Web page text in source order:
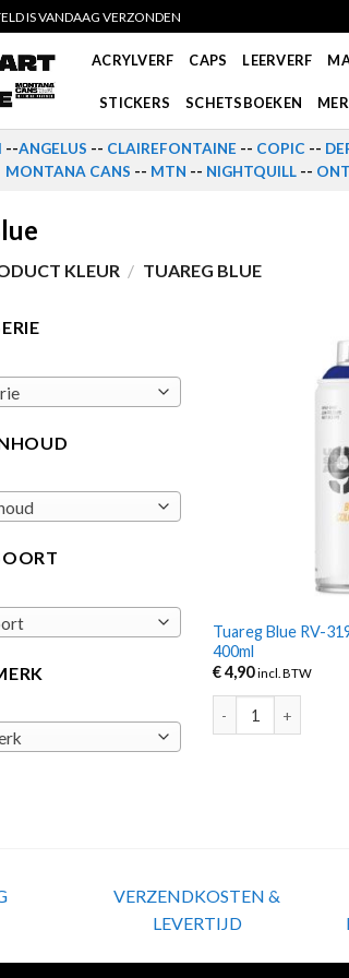
IS VANDAAG VERZONDEN
ACRYLVERF CAPS LEERVERF
STICKERS SCHETSBOEKEN
--ANGELUS -- CLAIREFONTAINE -- COPIC --
MONTANA CANS -- MTN -- NIGHTQUILL --
KLEUR / TUAREG BLUE
Tuareg Blue RV-
400ml
€4,90 incl. BTW
VERZENDKOSTEN &
LEVERTIJD